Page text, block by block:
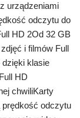
urządzeniami
odczytu do
HD 2Od 32 GB
i filmów Full
dzięki klasie
HD
chwiliKarty
odczytu